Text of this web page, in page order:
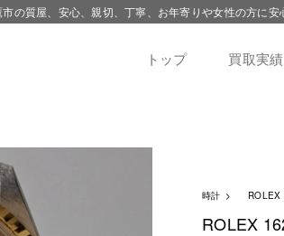
の質屋、安心、親切、丁寧、お年寄りや女性の方に
トップ 買取実績
時計 ROLEX
ROLEX